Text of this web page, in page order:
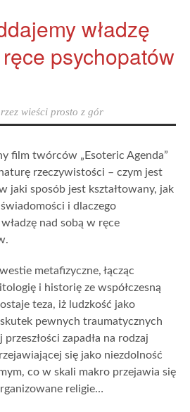
władzę
psychopatów
wieści prosto z gór
film twórców „Esoteric Agenda”
rzeczywistości – czym jest
jaki sposób jest kształtowany, jak
i dlaczego
nad sobą w ręce
metafizyczne, łącząc
i historię ze współczesną
teza, iż ludzkość jako
pewnych traumatycznych
zapadła na rodzaj
się jako niezdolność
co w skali makro przejawia się
religie…